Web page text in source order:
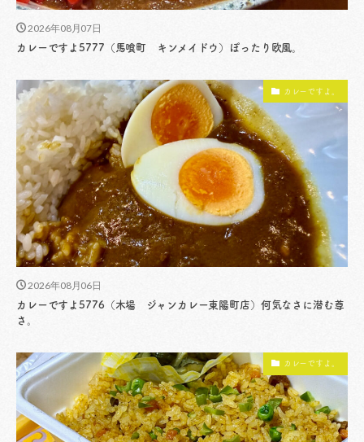
2026年08月07日
カレーですよ5777（馬喰町 キンメイドウ）ぽったり欧風。
カレーですよ。
2026年08月06日
カレーですよ5776（木場 ジャンカレー東陽町店）何気なさに潜む尊
さ。
カレーですよ。